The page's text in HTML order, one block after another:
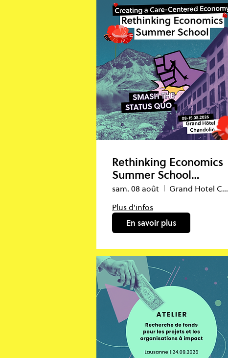
Rethinking Economics
Summer School
Switzerland
sam. 08 août
Grand Hotel Chandolin (Valais)
Plus d'infos
En savoir plus